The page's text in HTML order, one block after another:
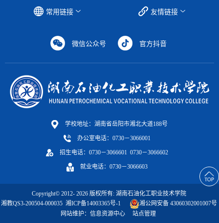
友情链接
常用链接
微信公众号 官方抖音
学校地址：湖南省岳阳市湘北大道188号
办公室电话：0730－3066001
招生电话：0730－3066601 0730－3066602
就业电话：0730－3066603
Copyright© 2012- 2026 版权所有: 湖南石油化工职业技术学院
湘教QS3-200504-000035 湘ICP备14003365号-1
湘公网安备 43060302001007号
网站维护：信息资源中心
站点管理